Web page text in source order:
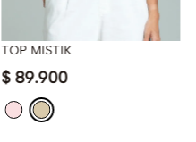
TOP MISTIK
$ 89.900